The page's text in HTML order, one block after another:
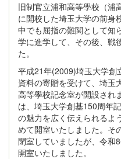
旧制官立浦和高等學校（浦
に開校した埼玉大学の前身
中でも屈指の難関として知
学に進学して、その後、戦
た。
平成21年(2009)埼玉大学創
資料の寄贈を受けて、埼玉
高等學校記念室が開設され
は、埼玉大学創基150周年
の魅力を広く伝えられるよ
めて開室いたしました。そ
閉室していましたが、令和
開室いたしました。